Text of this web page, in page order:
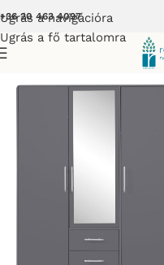
Ugrás a navigációra
Ugrás a fő tartalomra
+36 20 463 4097
SMART SYSTEM